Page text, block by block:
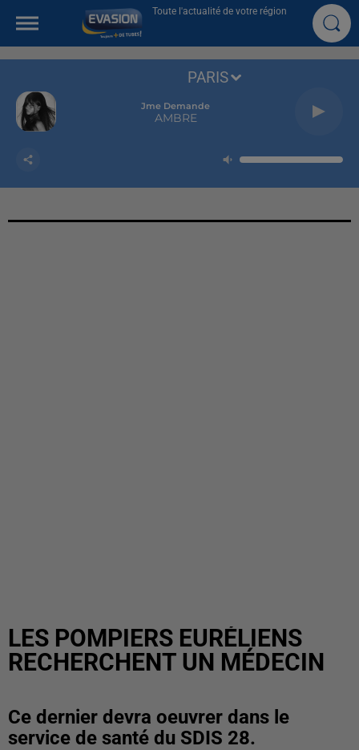
Toute l'actualité de votre région
Jme Demande
AMBRE
PARIS
LES POMPIERS EURÉLIENS
RECHERCHENT UN MÉDECIN
Ce dernier devra oeuvrer dans le
service de santé du SDIS 28.